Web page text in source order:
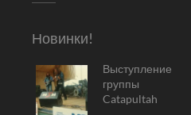
Новинки!
Выступление
группы
Catapultah